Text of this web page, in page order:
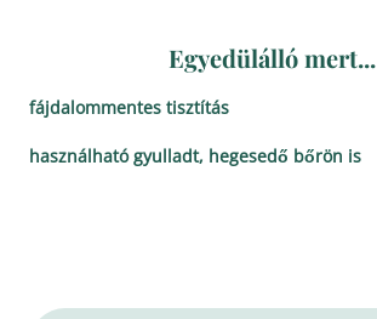
Egyedülálló mert...
fájdalommentes tisztítás
használható gyulladt, hegesedő bőrön is